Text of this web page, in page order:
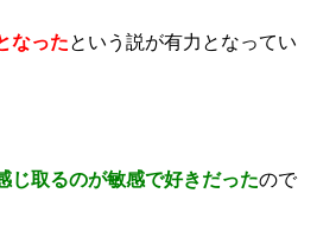
なったという説が有力となってい
じ取るのが敏感で好きだったので